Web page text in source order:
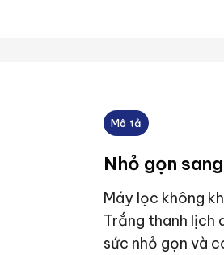
Mô tả
Nhỏ gọn
Máy lọc không
Trắng thanh lịch
sức nhỏ gọn và